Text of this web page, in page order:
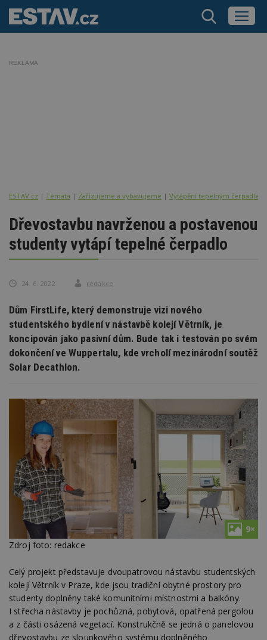
REKLAMA
ESTAV.cz Témata Zařizujeme a vybavujeme Vytápění tepelným čerpadlem
Dřevostavbu navrženou a postavenou
studenty vytápí tepelné čerpadlo
24. 6. 2022 redakce
Dům FirstLife, který demonstruje vizi nového
studentského bydlení v nástavbě kolejí Větrník, je
koncipován jako pasivní dům. Bude tak i testován po svém
dokončení ve Wuppertalu, kde vrcholí mezinárodní soutěž
Solar Decathlon.
9×
Zdroj foto: redakce
Celý projekt představuje dvoupatrovou nástavbu studentských
kolejí Větrník v Praze, kde jsou tradiční obytné prostory pro
studenty doplněny také komunitními místnostmi a balkóny.
I střecha nástavby je pochůzná, pobytová, opatřená pergolou
a z části osázená vegetací. Konstrukčně se jedná o panelovou
dřevostavbu ze sloupkového systému doplněného